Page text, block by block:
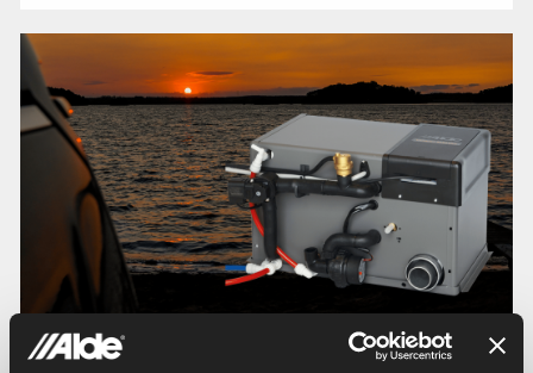
25 mars 2023 — Actualités, Communiqué de presse